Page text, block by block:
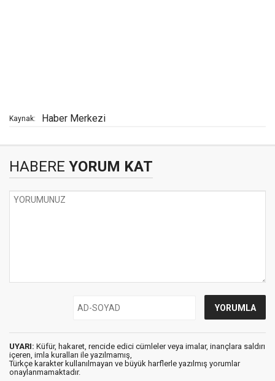
Kaynak: Haber Merkezi
HABERE YORUM KAT
UYARI: Küfür, hakaret, rencide edici cümleler veya imalar, inançlara saldırı
içeren, imla kuralları ile yazılmamış,
Türkçe karakter kullanılmayan ve büyük harflerle yazılmış yorumlar
onaylanmamaktadır.